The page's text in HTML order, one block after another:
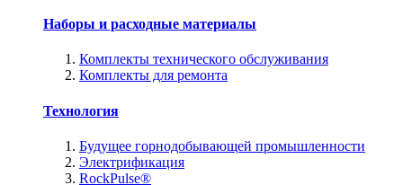
Наборы и расходные материалы
Комплекты технического обслуживания
Комплекты для ремонта
Технология
Будущее горнодобывающей промышленности
Электрификация
RockPulse®